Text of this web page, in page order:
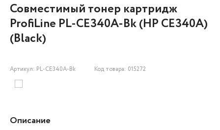
Совместимый тонер картридж
ProfiLine PL-CE340A-Bk (HP CE340A)
(Black)
Артикул: PL-CE340A-Bk Код товара: 015272
Описание